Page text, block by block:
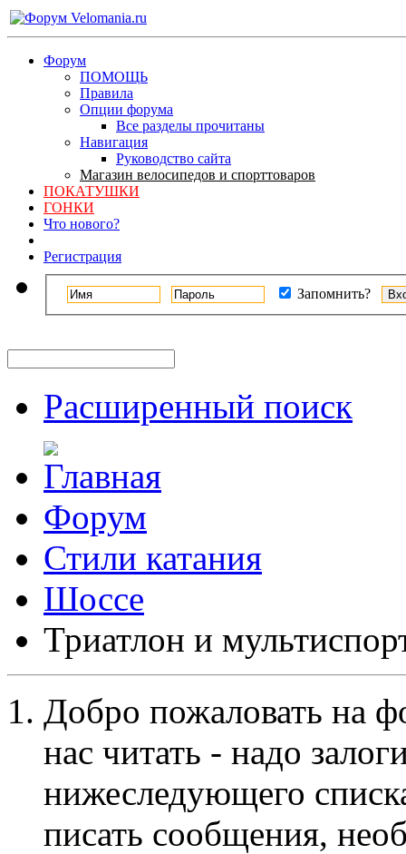
Форум
ПОМОЩЬ
Правила
Опции форума
Все разделы прочитаны
Навигация
Руководство сайта
Магазин велосипедов и спорттоваров
ПОКАТУШКИ
ГОНКИ
Что нового?
Регистрация
Запомнить?
Расширенный поиск
Форум
Стили катания
Шоссе
Триатлон и
Добро пожаловать на
нас читать - надо
нижеследующего
писать сообщения,